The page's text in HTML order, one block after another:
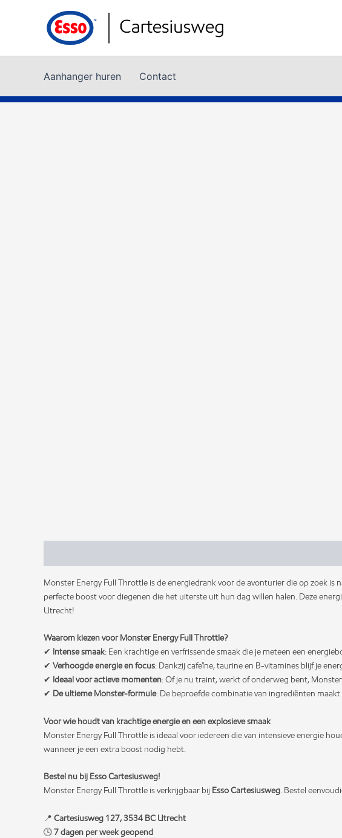
inhoud
Aanhanger huren Contact
Monster Energy Full Throttle is de energiedrank voor de avonturier die op zoek
perfecte boost voor diegenen die het uiterste uit hun dag willen halen. Deze
Utrecht!
Waarom kiezen voor Monster Energy Full Throttle?
✔ Intense smaak: Een krachtige en verfrissende smaak die je meteen een
✔ Verhoogde energie en focus: Dankzij cafeïne, taurine en B-vitamines blijf je
✔ Ideaal voor actieve momenten: Of je nu traint, werkt of onderweg bent,
✔ De ultieme Monster-formule: De beproefde combinatie van ingrediënten
Voor wie houdt van krachtige energie en een explosieve smaak
Monster Energy Full Throttle is ideaal voor iedereen die van intensieve energie
wanneer je een extra boost nodig hebt.
Bestel nu bij Esso Cartesiusweg!
Monster Energy Full Throttle is verkrijgbaar bij Esso Cartesiusweg. Bestel
📍 Cartesiusweg 127, 3534 BC Utrecht
🕓7 dagen per week geopend